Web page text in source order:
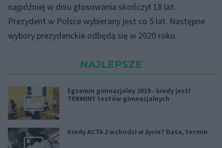
najpóźniej w dniu głosowania skończył 18 lat.
Prezydent w Polsce wybierany jest co 5 lat. Następne
wybory prezydenckie odbędą się w 2020 roku.
NAJLEPSZE
Egzamin gimnazjalny 2019 - kiedy jest?
TERMINY testów gimnazjalnych
Kiedy ACTA 2 wchodzi w życie? Data, termin